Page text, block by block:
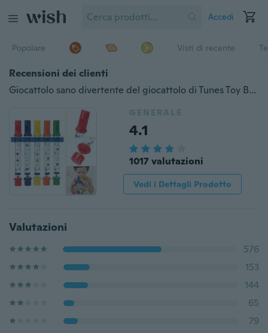
Accedi
Popolare Visti di recente
Recensioni dei clienti
Giocattolo sano divertente del giocattolo di Tunes Toy Bath Tub del flauto di acqua variopinto dei bambini
GENERALE
4.1
1017 valutazioni
Vedi i Dettagli Prodotto
Valutazioni
576
153
144
65
79